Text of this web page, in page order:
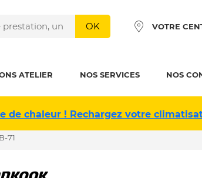
OK VOTRE
ATELIER NOS SERVICES NOS
de chaleur ! Rechargez votre
71